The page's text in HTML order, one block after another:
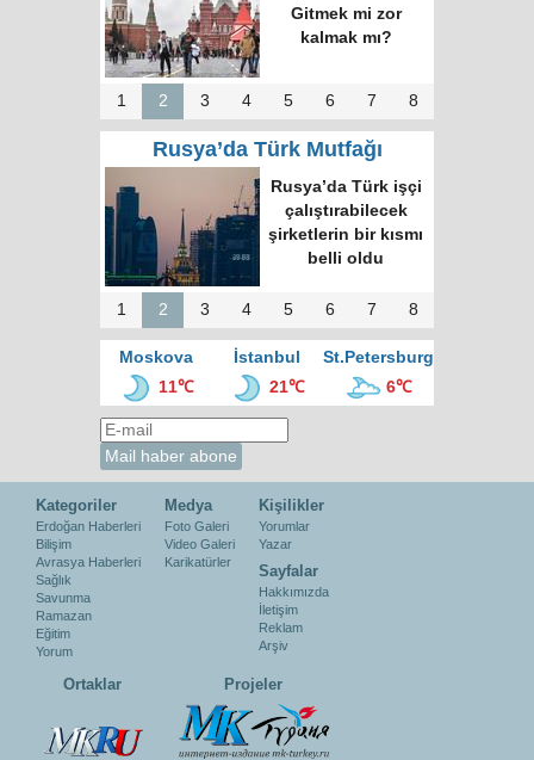
Gitmek mi zor
kalmak mı?
1 2 3 4 5 6 7 8
Rusya’da Türk Mutfağı
Rusya’da Türk işçi
çalıştırabilecek
şirketlerin bir kısmı
belli oldu
1 2 3 4 5 6 7 8
Moskova İstanbul
St.Petersburg
11℃
21℃ 6℃
Kategoriler
Erdoğan Haberleri
Bilişim
Avrasya Haberleri
Sağlık
Savunma
Ramazan
Eğitim
Yorum
Medya
Foto Galeri
Video Galeri
Karikatürler
Kişilikler
Yorumlar
Yazar
Sayfalar
Hakkımızda
İletişim
Reklam
Arşiv
Ortaklar Projeler